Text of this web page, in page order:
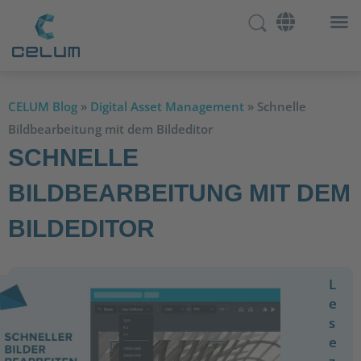
CELUM Blog » Digital Asset Management » Schnelle
Bildbearbeitung mit dem Bildeditor
SCHNELLE
BILDBEARBEITUNG MIT DEM
BILDEDITOR
L
e
s
e